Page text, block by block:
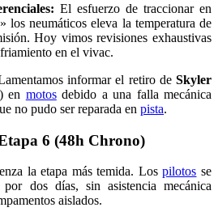
El esfuerzo de traccionar en
los neumáticos eleva la temperatura de
Hoy vimos revisiones exhaustivas
en el vivac.
informar el retiro de Skyler
en motosdebido a una falla mecánica
no pudo ser reparada en pista.
6 (48h Chrono)
la etapa más temida. Lospilotos se
dos días, sin asistencia mecánica
aislados.